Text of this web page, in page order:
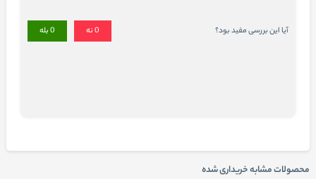
آیا این بررسی مفید بود؟ 0بله 0نه
محصولات مشابه خریداری شده